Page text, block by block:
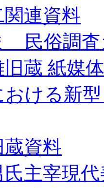
連資料
民俗調査
旧蔵 紙媒
おける新
資料
主宰現